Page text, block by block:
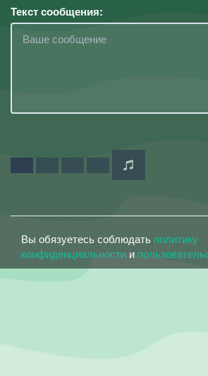
Текст сообщения:
Вы обязуетесь соблюдать политику
конфиденциальности и